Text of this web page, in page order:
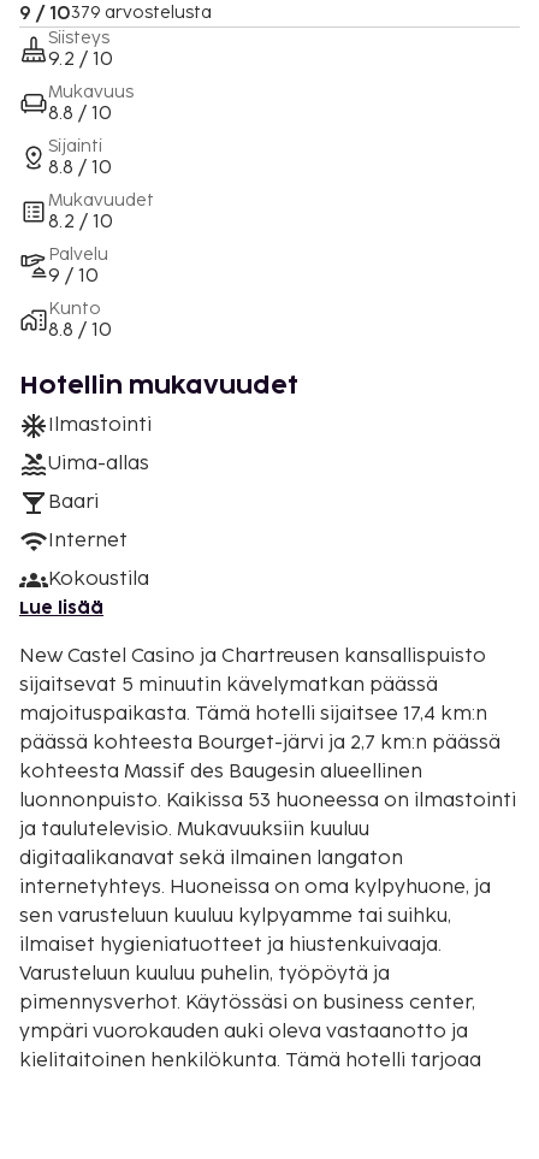
9 / 10379 arvostelusta
Siisteys
9.2 / 10
Mukavuus
8.8 / 10
Sijainti
8.8 / 10
Mukavuudet
8.2 / 10
Palvelu
9 / 10
Kunto
8.8 / 10
Hotellin mukavuudet
Ilmastointi
Uima-allas
Baari
Internet
Kokoustila
Lue lisää
New Castel Casino ja Chartreusen kansallispuisto
sijaitsevat 5 minuutin kävelymatkan päässä
majoituspaikasta. Tämä hotelli sijaitsee 17,4 km:n
päässä kohteesta Bourget-järvi ja 2,7 km:n päässä
kohteesta Massif des Baugesin alueellinen
luonnonpuisto. Kaikissa 53 huoneessa on ilmastointi
ja taulutelevisio. Mukavuuksiin kuuluu
digitaalikanavat sekä ilmainen langaton
internetyhteys. Huoneissa on oma kylpyhuone, ja
sen varusteluun kuuluu kylpyamme tai suihku,
ilmaiset hygieniatuotteet ja hiustenkuivaaja.
Varusteluun kuuluu puhelin, työpöytä ja
pimennysverhot. Käytössäsi on business center,
ympäri vuorokauden auki oleva vastaanotto ja
kielitaitoinen henkilökunta. Tämä hotelli tarjoaa